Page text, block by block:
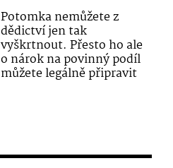
Potomka nemůžete z
dědictví jen tak
vyškrtnout. Přesto ho ale
o nárok na povinný podíl
můžete legálně připravit